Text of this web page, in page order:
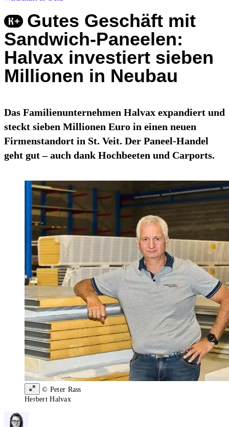
Gutes Geschäft mit
Sandwich-Paneelen:
Halvax investiert sieben
Millionen in Neubau
Das Familienunternehmen Halvax expandiert und
steckt sieben Millionen Euro in einen neuen
Firmenstandort in St. Veit. Der Paneel-Handel
geht gut – auch dank Hochbeeten und Carports.
© Peter Rass
Herbert Halvax